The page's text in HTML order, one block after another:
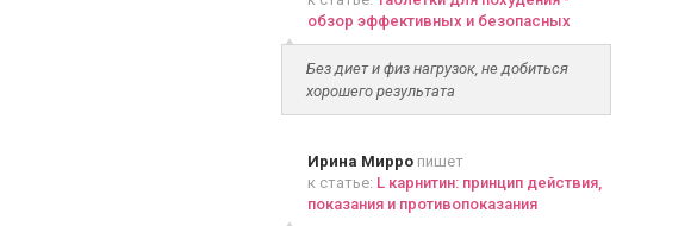
обзор эффективных и безопасных
Без диет и физ нагрузок, не добиться
хорошего результата
Ирина Мирропишет
к статье: L карнитин: принцип действия,
показания и противопоказания